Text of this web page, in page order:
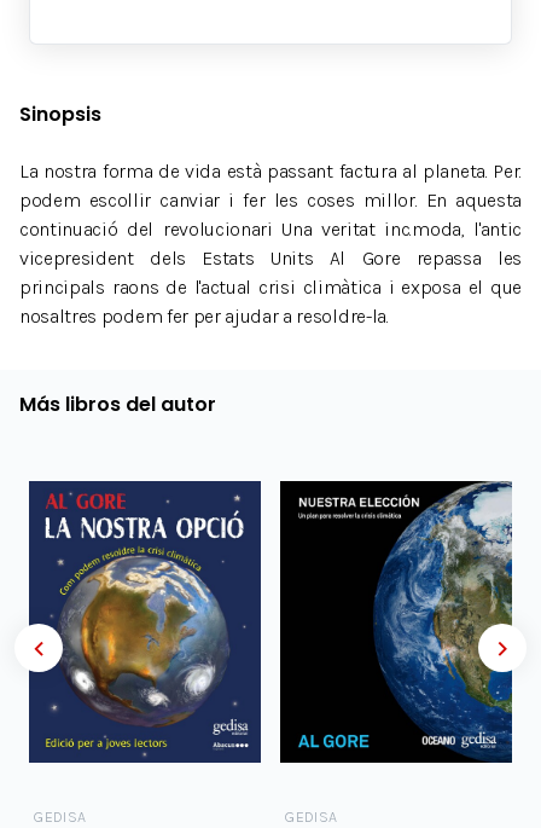
Sinopsis
La nostra forma de vida està passant factura al planeta. Per.
podem escollir canviar i fer les coses millor. En aquesta
continuació del revolucionari Una veritat inc.moda, l'antic
vicepresident dels Estats Units Al Gore repassa les
principals raons de l'actual crisi climàtica i exposa el que
nosaltres podem fer per ajudar a resoldre-la.
Más libros del autor
GEDISA GEDISA